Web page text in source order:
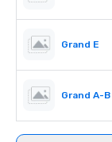
Grand E
Grand A-B